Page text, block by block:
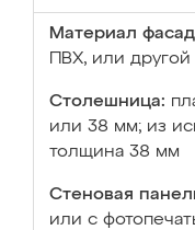
Материал
ПВХ, или
Столешница:
или 38 мм; из
толщина 38 мм
Стеновая
или с